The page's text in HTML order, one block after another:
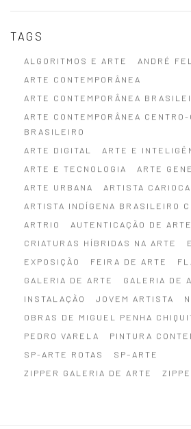
TAGS
ALGORITMOS E ARTE ANDRÉ
ARTE CONTEMPORÂNEA
ARTE CONTEMPORÂNEA
ARTE CONTEMPORÂNEA CENTRO-
BRASILEIRO
ARTE DIGITAL
ARTE E
ARTE E TECNOLOGIA
ARTE
ARTE URBANA
ARTISTA CARIOCA
ARTISTA INDÍGENA BRASILEIRO
ARTRIO
AUTENTICAÇÃO DE ARTE
CRIATURAS HÍBRIDAS NA ARTE
EXPOSIÇÃO
FEIRA DE ARTE
GALERIA DE ARTE
GALERIA DE
INSTALAÇÃO
JOVEM ARTISTA
OBRAS DE MIGUEL PENHA
PEDRO VARELA
PINTURA
SP-ARTE ROTAS
SP–ARTE
ZIPPER GALERIA DE ARTE